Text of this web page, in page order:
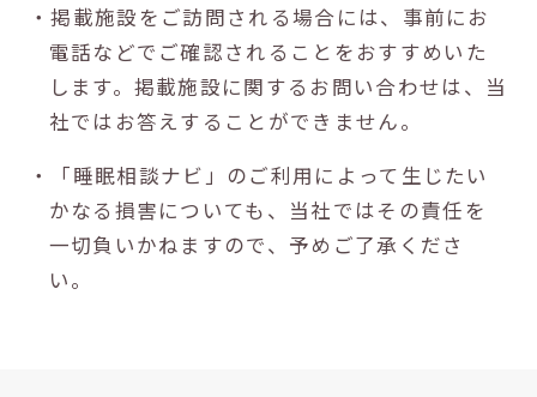
・掲載施設をご訪問される場合には、事前にお
電話などでご確認されることをおすすめいた
します。掲載施設に関するお問い合わせは、当
社ではお答えすることができません。
・「睡眠相談ナビ」のご利用によって生じたい
かなる損害についても、当社ではその責任を
一切負いかねますので、予めご了承くださ
い。